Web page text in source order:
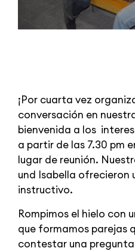
¡Por cuarta vez
conversación en
bienvenida a los
a partir de las 7.30 pm
lugar de reunión.
und Isabella ofrecieron
instructivo.
Rompimos el hielo con
que formamos parejas
contestar una